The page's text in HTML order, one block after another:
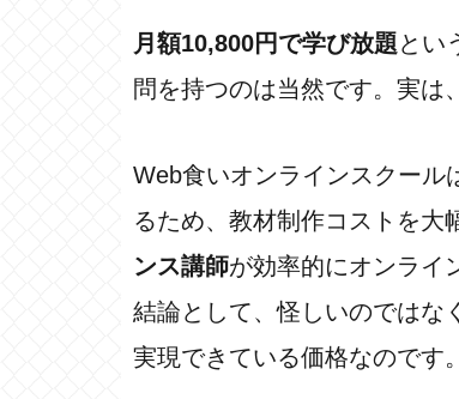
月額10,800円で学び放題とい
問を持つのは当然です。実は
Web食いオンラインスクール
るため、教材制作コストを大
ンス講師が効率的にオンライ
結論として、怪しいのではな
実現できている価格なのです。